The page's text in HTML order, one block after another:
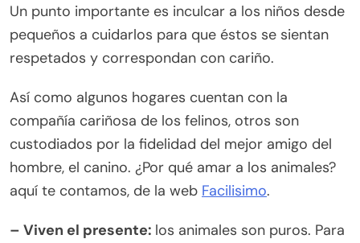
Un punto importante es inculcar a los niños desde
pequeños a cuidarlos para que éstos se sientan
respetados y correspondan con cariño.
Así como algunos hogares cuentan con la
compañía cariñosa de los felinos, otros son
custodiados por la fidelidad del mejor amigo del
hombre, el canino. ¿Por qué amar a los animales?
aquí te contamos, de la web Facilisimo.
– Viven el presente: los animales son puros. Para